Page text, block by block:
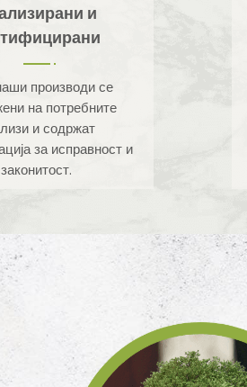
и
производи се
на потребните
и содржат
за исправност и
законитост.